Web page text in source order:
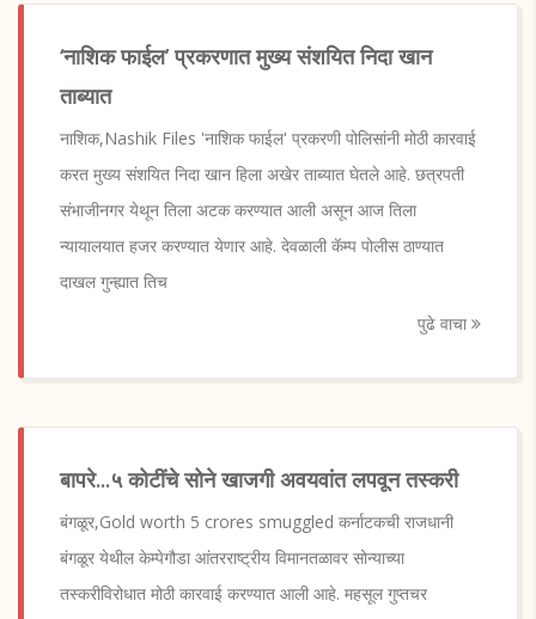
‘नाशिक फाईल’ प्रकरणात मुख्य संशयित निदा खान
ताब्यात
नाशिक,Nashik Files 'नाशिक फाईल' प्रकरणी पोलिसांनी मोठी कारवाई
करत मुख्य संशयित निदा खान हिला अखेर ताब्यात घेतले आहे. छत्रपती
संभाजीनगर येथून तिला अटक करण्यात आली असून आज तिला
न्यायालयात हजर करण्यात येणार आहे. देवळाली कॅम्प पोलीस ठाण्यात
दाखल गुन्ह्यात तिच
पुढे वाचा
बापरे...५ कोटींचे सोने खाजगी अवयवांत लपवून तस्करी
बंगळूर,Gold worth 5 crores smuggled कर्नाटकची राजधानी
बंगळूर येथील केम्पेगौडा आंतरराष्ट्रीय विमानतळावर सोन्याच्या
तस्करीविरोधात मोठी कारवाई करण्यात आली आहे. महसूल गुप्तचर